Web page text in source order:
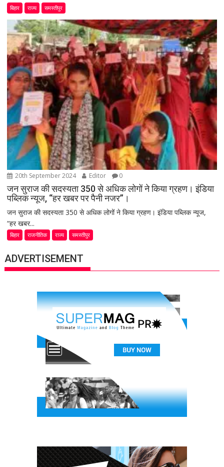
बिहार राज्य समस्तीपुर
20th September 2024 Editor 0
जन सुराज की सदस्यता 350 से अधिक लोगों ने किया ग्रहण। इंडिया
पब्लिक न्यूज, “हर खबर पर पैनी नजर”।
जन सुराज की सदस्यता 350 से अधिक लोगों ने किया ग्रहण। इंडिया पब्लिक न्यूज,
“हर खबर...
बिहार राजनीतिक राज्य समस्तीपुर
ADVERTISEMENT